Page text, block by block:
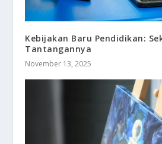
Kebijakan Baru Pendidikan:
Tantangannya
November 13, 2025